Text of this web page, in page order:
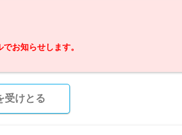
お知らせします。
受けとる